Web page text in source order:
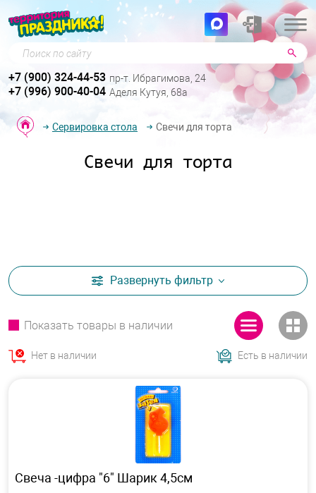
Поиск по сайту
+7 (900) 324-44-53 пр-т. Ибрагимова, 24
+7 (996) 900-40-04 Аделя Кутуя, 68а
Сервировка стола Свечи для торта
Свечи для торта
Развернуть фильтр
Показать товары в наличии
Нет в наличии Есть в наличии
Свеча -цифра "6" Шарик 4,5см